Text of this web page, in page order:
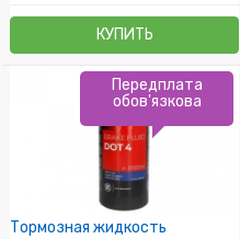
КУПИТЬ
Тормозная жидкость
Передплата
обов'язкова